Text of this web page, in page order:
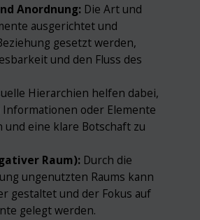
Anordnung: Die Art und
ausgerichtet und
gesetzt werden,
und den Fluss des
Hierarchien helfen dabei,
oder Elemente
und eine klare Botschaft zu
Raum): Durch die
ungenutzten Raums kann
gestaltet und der Fokus auf
gelegt werden.